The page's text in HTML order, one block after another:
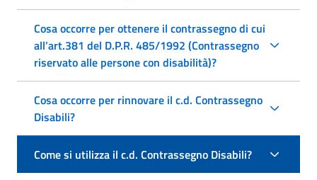
Cosa occorre per ottenere il contrassegno di cui
all’art.381 del D.P.R. 485/1992 (Contrassegno
riservato alle persone con disabilità)?
Cosa occorre per rinnovare il c.d. Contrassegno
Disabili?
Come si utilizza il c.d. Contrassegno Disabili?